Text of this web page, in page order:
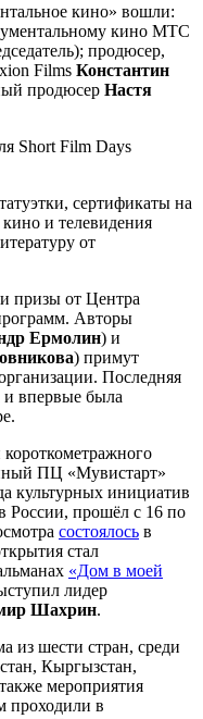
кино» вошли:
кино МТС
продюсер,
Films Константин
продюсер Настя
Short Film Days
сертификаты на
и телевидения
от
призы от Центра
Авторы
Ермолин) и
) примут
Последняя
впервые была
ПЦ «Мувистарт»
культурных инициатив
прошёл с 16 по
состоялось в
стал
«Дом в моей
лидер
Шахрин.
из шести стран, среди
Кыргызстан,
мероприятия
проходили в